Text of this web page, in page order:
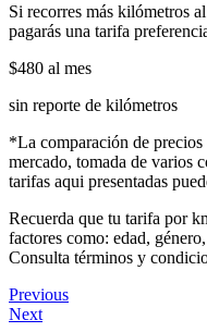
Si recorres más kilómetros
pagarás una tarifa
$480 al mes
sin reporte de kilómetros
*La comparación de precios
mercado, tomada de varios
tarifas aqui presentadas
Recuerda que tu tarifa por
factores como: edad,
Consulta términos y
Previous
Next